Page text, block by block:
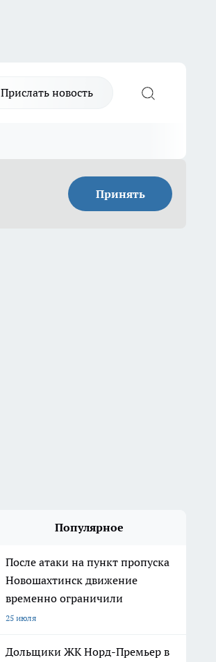
Прислать новость
Принять
Популярное
После атаки на пункт пропуска
Новошахтинск движение
временно ограничили
25 июля
Дольщики ЖК Норд-Премьер в